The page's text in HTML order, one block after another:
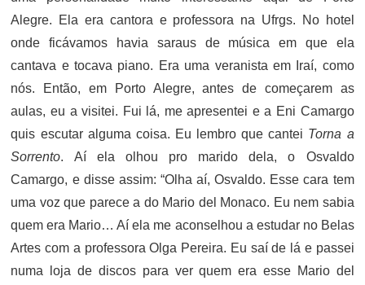
Alegre. Ela era cantora e professora na Ufrgs. No hotel
onde ficávamos havia saraus de música em que ela
cantava e tocava piano. Era uma veranista em Iraí, como
nós. Então, em Porto Alegre, antes de começarem as
aulas, eu a visitei. Fui lá, me apresentei e a Eni Camargo
quis escutar alguma coisa. Eu lembro que cantei Torna a
Sorrento. Aí ela olhou pro marido dela, o Osvaldo
Camargo, e disse assim: “Olha aí, Osvaldo. Esse cara tem
uma voz que parece a do Mario del Monaco. Eu nem sabia
quem era Mario… Aí ela me aconselhou a estudar no Belas
Artes com a professora Olga Pereira. Eu saí de lá e passei
numa loja de discos para ver quem era esse Mario del